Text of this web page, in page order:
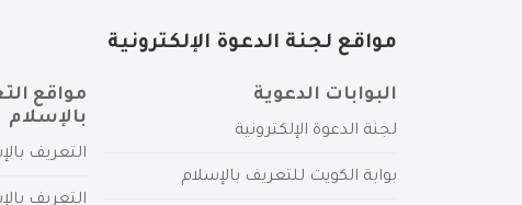
مواقع لجنة الدعوة الإلكترونية
البوابات الدعوية
لجنة الدعوة الإلكترونية
بوابة الكويت للتعريف بالإسلام
مواقع
بالإسلام
التعريف
التعريف